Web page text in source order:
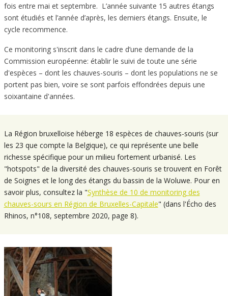
fois entre mai et septembre. L’année suivante 15 autres étangs
sont étudiés et l’année d’après, les derniers étangs. Ensuite, le
cycle recommence.
Ce monitoring s'inscrit dans le cadre d’une demande de la
Commission européenne: établir le suivi de toute une série
d'espèces – dont les chauves-souris – dont les populations ne se
portent pas bien, voire se sont parfois effondrées depuis une
soixantaine d'années.
La Région bruxelloise héberge 18 espèces de chauves-souris (sur
les 23 que compte la Belgique), ce qui représente une belle
richesse spécifique pour un milieu fortement urbanisé. Les
"hotspots" de la diversité des chauves-souris se trouvent en Forêt
de Soignes et le long des étangs du bassin de la Woluwe. Pour en
savoir plus, consultez la "Synthèse de 10 de monitoring des
chauves-sours en Région de Bruxelles-Capitale" (dans l'Écho des
Rhinos, n°108, septembre 2020, page 8).